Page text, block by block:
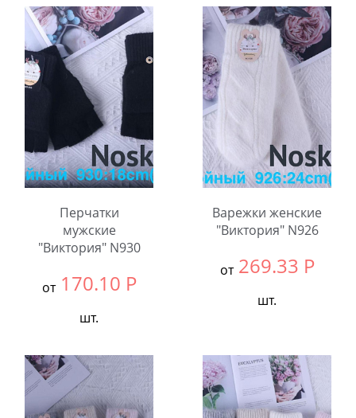
В упаковке:
12
Количество:
В упаковке:
12
шт.
Количество:
Перчатки
мужские
"Виктория" N930
от 170.10 Р
шт.
В упаковке:
12
шт.
Варежки женские
"Виктория" N926
от 269.33 Р
шт.
В упаковке:
12
Количество: